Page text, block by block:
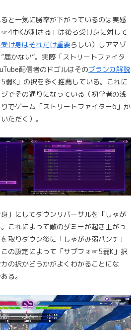
と一気に勝率が下がっているのは実感
中Kが刺さる」は後ろ受け身に対して
け身はそれだけ重要らしい）しアマゾ
届かない”。実際「ストリートファイタ
配信者のドゴルはそのブランカ解説
弱K」の択を多く推薦している。これに
でその通りになっている（初学者の浅
でゲーム「ストリートファイター6」か
ただく）。
」にしてダウンリバーサルを「しゃが
これによって敵のダミーが起き上がっ
取りダウン後に「しゃがみ弱パンチ」
の設定によって「サプフォ☞5弱K」択
の択かどうかがよくわかることにな
る。